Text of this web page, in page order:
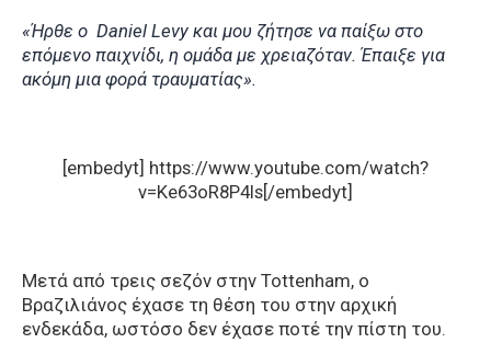
«Ήρθε ο Daniel Levy και μου ζήτησε να παίξω στο
επόμενο παιχνίδι, η ομάδα με χρειαζόταν. Έπαιξε για
ακόμη μια φορά τραυματίας».
[embedyt] https://www.youtube.com/watch?
v=Ke63oR8P4ls[/embedyt]
Μετά από τρεις σεζόν στην Tottenham, ο
Βραζιλιάνος έχασε τη θέση του στην αρχική
ενδεκάδα, ωστόσο δεν έχασε ποτέ την πίστη του.